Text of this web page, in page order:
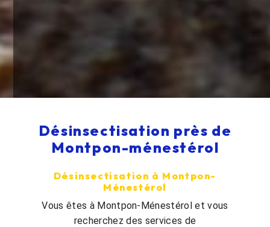
Désinsectisation près de
Montpon-ménestérol
Désinsectisation à Montpon-
Ménestérol
Vous êtes à Montpon-Ménestérol et vous
recherchez des services de